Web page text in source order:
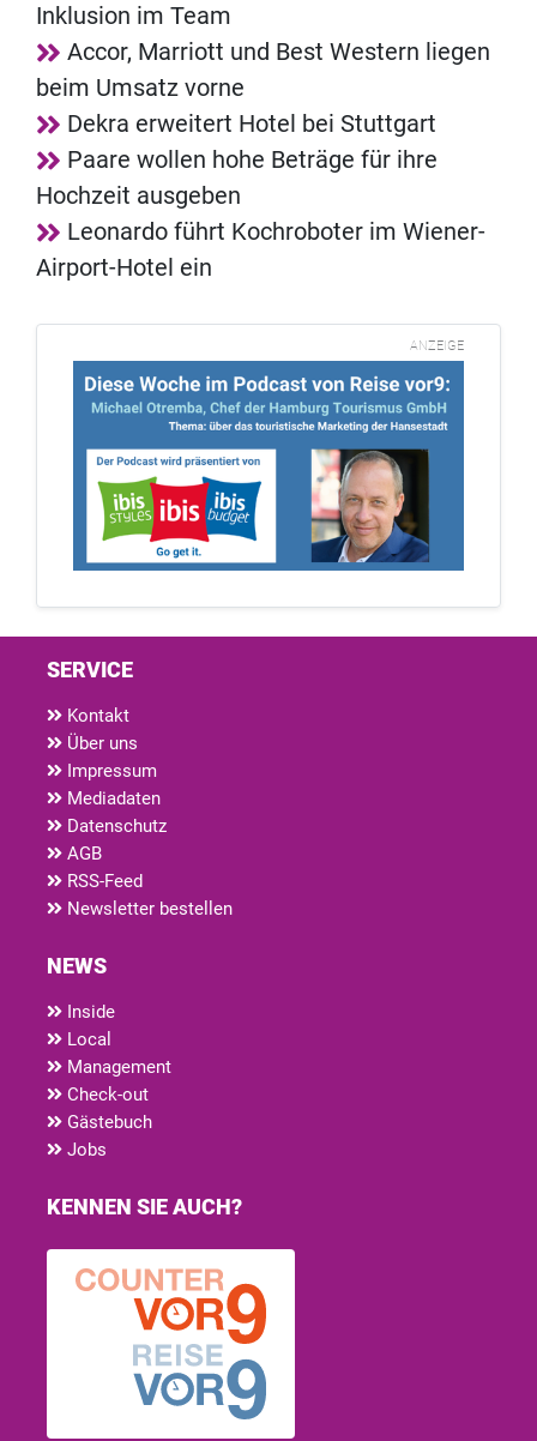
Inklusion im Team
Accor, Marriott und Best Western liegen
beim Umsatz vorne
Dekra erweitert Hotel bei Stuttgart
Paare wollen hohe Beträge für ihre
Hochzeit ausgeben
Leonardo führt Kochroboter im Wiener-
Airport-Hotel ein
ANZEIGE
SERVICE
Kontakt
Über uns
Impressum
Mediadaten
Datenschutz
AGB
RSS-Feed
Newsletter bestellen
NEWS
Inside
Local
Management
Check-out
Gästebuch
Jobs
KENNEN SIE AUCH?